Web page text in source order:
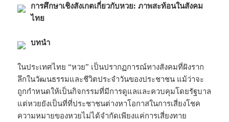
การศึกษาเชิงสังเกตเกี่ยวกับหวย: ภาพสะท้อนในสังคม
ไทย
บทนำ
ในประเทศไทย “หวย” เป็นปรากฏการณ์ทางสังคมที่ฝังราก
ลึกในวัฒนธรรมและชีวิตประจำวันของประชาชน แม้ว่าจะ
ถูกกำหนดให้เป็นกิจกรรมที่มีการดูแลและควบคุมโดยรัฐบาล
แต่หวยยังเป็นที่ที่ประชาชนต่างหาโอกาสในการเสี่ยงโชค
ความหมายของหวยไม่ได้จำกัดเพียงแค่การเสี่ยงทาย